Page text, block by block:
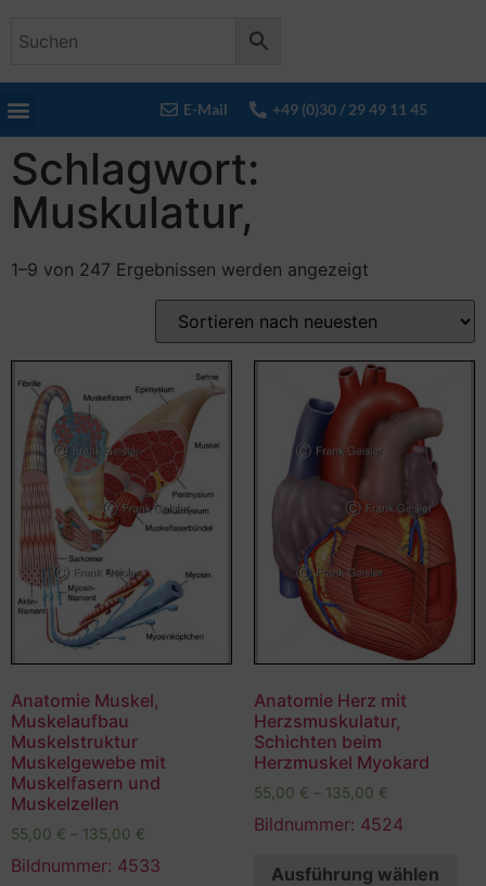
E-Mail +49 (0)30 / 29 49 11 45
Schlagwort:
Muskulatur,
1–9 von 247 Ergebnissen werden angezeigt
Anatomie Muskel,
Muskelaufbau
Muskelstruktur
Muskelgewebe mit
Muskelfasern und
Muskelzellen
55,00 € – 135,00 €
Bildnummer: 4533
Anatomie Herz mit
Herzsmuskulatur,
Schichten beim
Herzmuskel Myokard
55,00 € – 135,00 €
Bildnummer: 4524
Ausführung wählen